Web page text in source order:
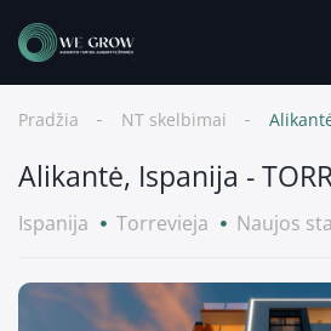
Pradžia NT skelbimai
Alikantė, Ispanija -
Ispanija Torrevieja Naujos